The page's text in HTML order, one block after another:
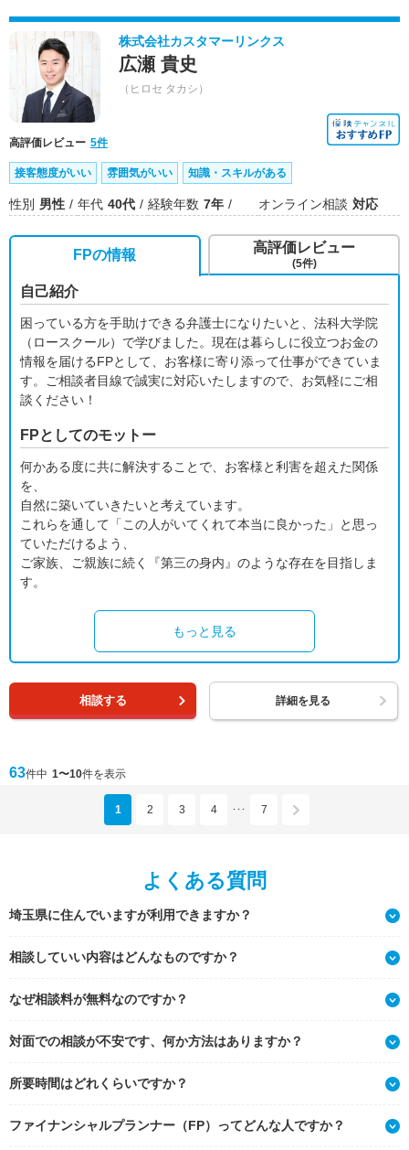
株式会社カスタマーリンクス
広瀬 貴史
（ヒロセ タカシ）
高評価レビュー 5件
接客態度がいい 雰囲気がいい 知識・スキルがある
性別 男性 年代 40代 経験年数 7年 オンライン相談 対応
FPの情報
自己紹介
困っている方を手助けできる弁護士になりたいと、法科大学院
（ロースクール）で学びました。現在は暮らしに役立つお金の
情報を届けるFPとして、お客様に寄り添って仕事ができていま
す。ご相談者目線で誠実に対応いたしますので、お気軽にご相
談ください！
FPとしてのモットー
何かある度に共に解決することで、お客様と利害を超えた関係
を、
自然に築いていきたいと考えています。
これらを通して「この人がいてくれて本当に良かった」と思っ
ていただけるよう、
ご家族、ご親族に続く『第三の身内』のような存在を目指しま
す。
もっと見る
高評価レビュー
(5件)
相談する 詳細を見る
63件中 1〜10件を表示
1 2 3 4 ･･･ 7
よくある質問
埼玉県に住んでいますが利用できますか？
相談していい内容はどんなものですか？
なぜ相談料が無料なのですか？
対面での相談が不安です、何か方法はありますか？
所要時間はどれくらいですか？
ファイナンシャルプランナー（FP）ってどんな人ですか？